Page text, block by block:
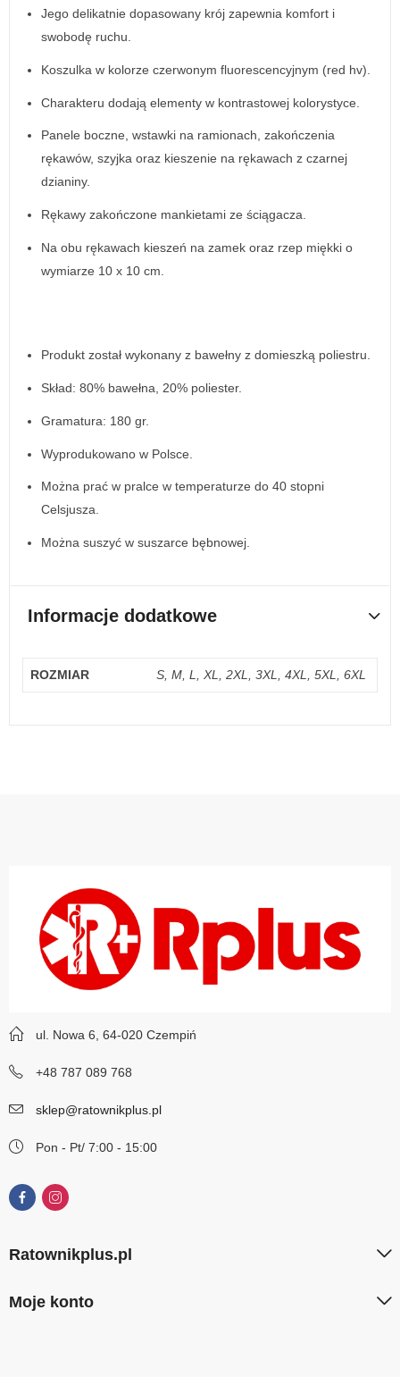
Jego delikatnie dopasowany krój zapewnia komfort i
swobodę ruchu.
Koszulka w kolorze czerwonym fluorescencyjnym (red hv).
Charakteru dodają elementy w kontrastowej kolorystyce.
Panele boczne, wstawki na ramionach, zakończenia
rękawów, szyjka oraz kieszenie na rękawach z czarnej
dzianiny.
Rękawy zakończone mankietami ze ściągacza.
Na obu rękawach kieszeń na zamek oraz rzep miękki o
wymiarze 10 x 10 cm.
Produkt został wykonany z bawełny z domieszką poliestru.
Skład: 80% bawełna, 20% poliester.
Gramatura: 180 gr.
Wyprodukowano w Polsce.
Można prać w pralce w temperaturze do 40 stopni
Celsjusza.
Można suszyć w suszarce bębnowej.
Informacje dodatkowe
ROZMIAR S, M, L, XL, 2XL, 3XL, 4XL, 5XL, 6XL
ul. Nowa 6, 64-020 Czempiń
+48 787 089 768
sklep@ratownikplus.pl
Pon - Pt/ 7:00 - 15:00
Ratownikplus.pl
Moje konto